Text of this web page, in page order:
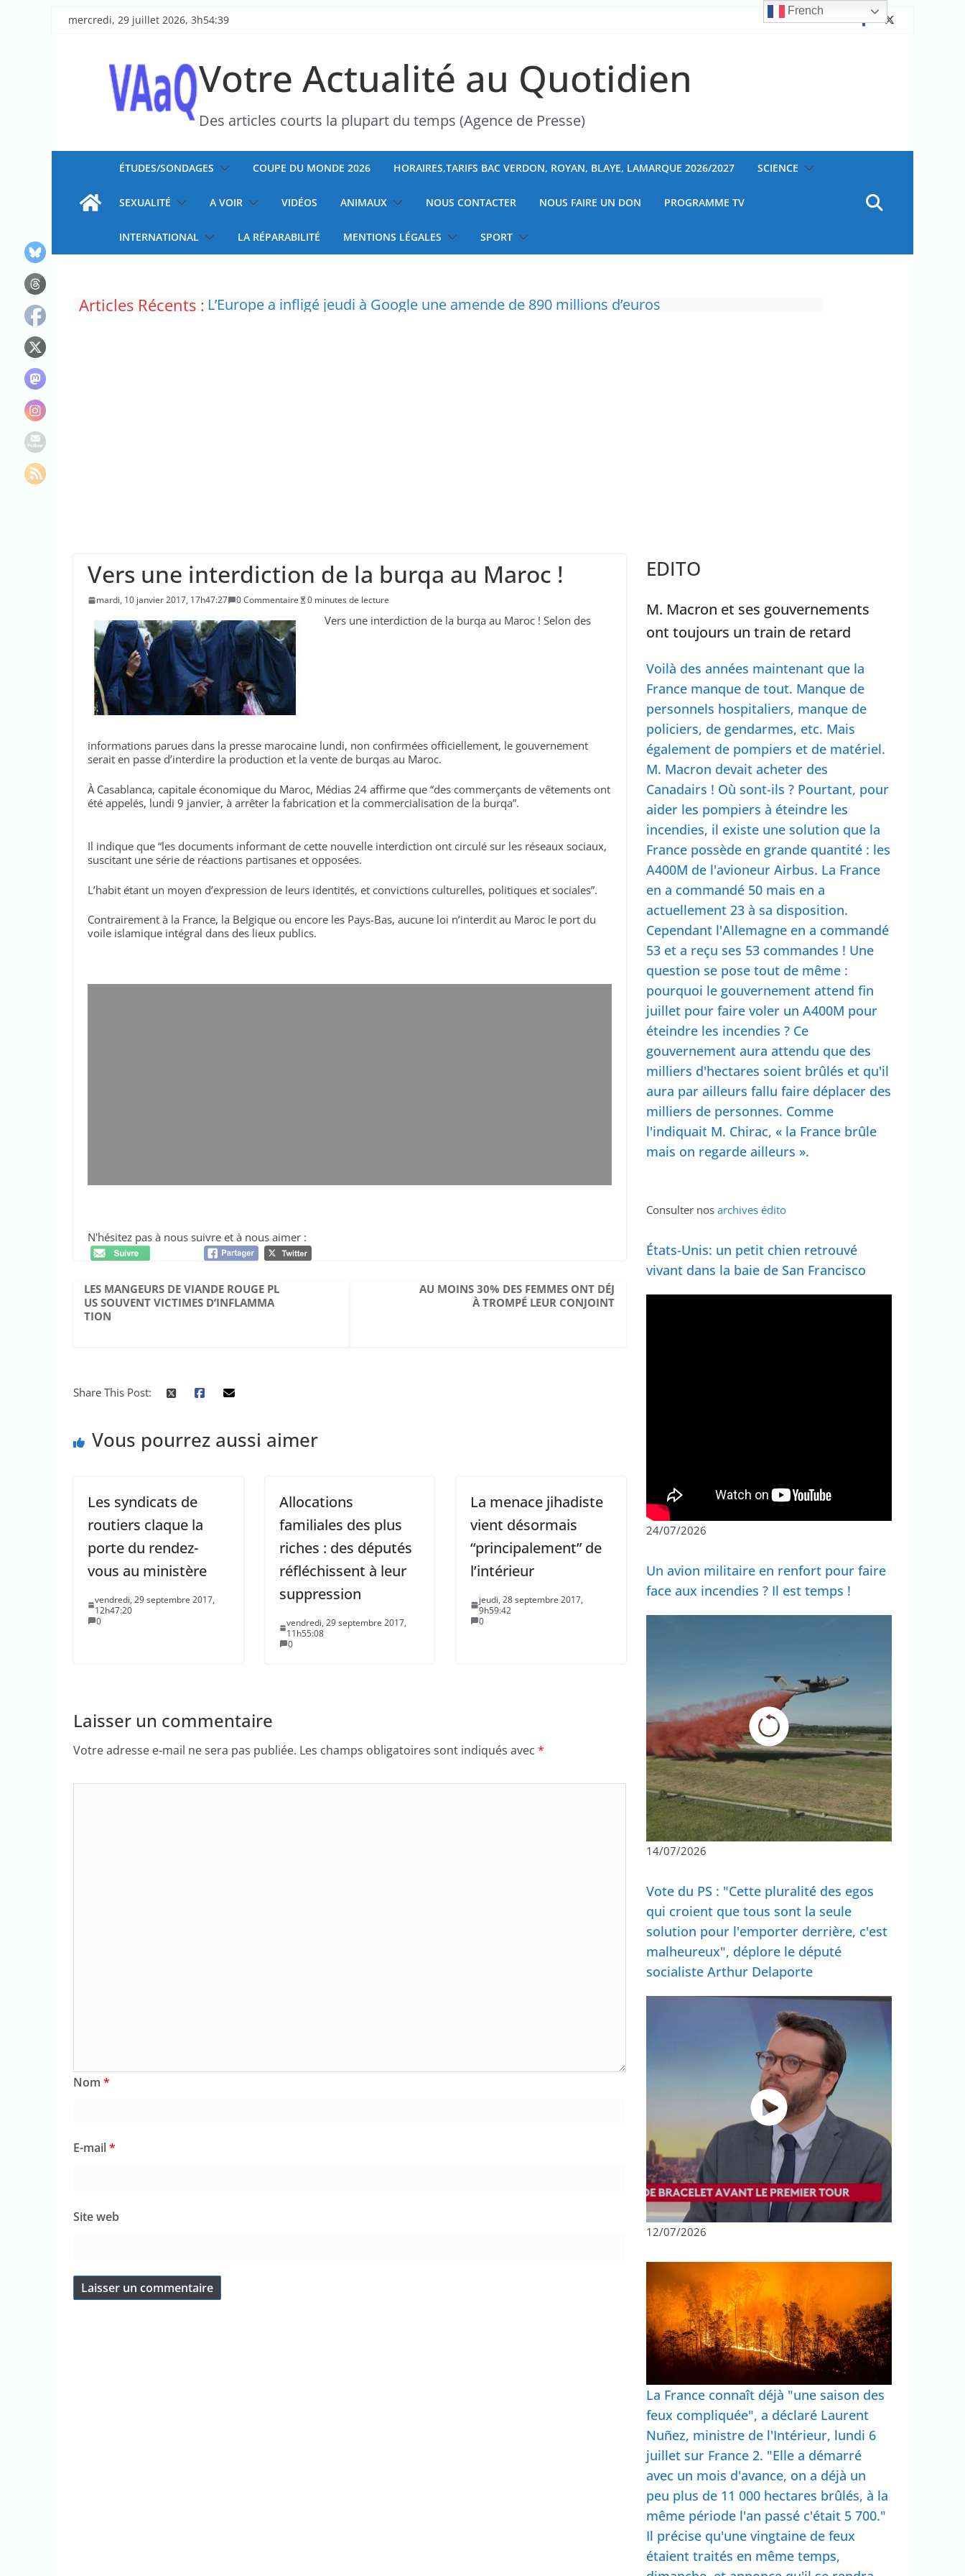
mercredi, 29 juillet 2026, 3h54:39
Votre Actualité au Quotidien
Des articles courts la plupart du temps (Agence de Presse)
ÉTUDES/SONDAGES COUPE DU MONDE 2026 HORAIRES,TARIFS BAC VERDON, ROYAN, BLAYE, LAMARQUE 2026/2027 SCIENCE
SEXUALITÉ A VOIR VIDÉOS ANIMAUX NOUS CONTACTER NOUS FAIRE UN DON PROGRAMME TV
INTERNATIONAL LA RÉPARABILITÉ MENTIONS LÉGALES SPORT
Articles Récents : L’Europe a infligé jeudi à Google une amende de 890 millions d’euros
Vers une interdiction de la burqa au Maroc !
mardi, 10 janvier 2017, 17h47:27 0 Commentaire 0 minutes de lecture
Vers une interdiction de la burqa au Maroc ! Selon des
informations parues dans la presse marocaine lundi, non confirmées officiellement, le gouvernement
serait en passe d’interdire la production et la vente de burqas au Maroc.
À Casablanca, capitale économique du Maroc, Médias 24 affirme que “des commerçants de vêtements ont
été appelés, lundi 9 janvier, à arrêter la fabrication et la commercialisation de la burqa”.
Il indique que “les documents informant de cette nouvelle interdiction ont circulé sur les réseaux sociaux,
suscitant une série de réactions partisanes et opposées.
L’habit étant un moyen d’expression de leurs identités, et convictions culturelles, politiques et sociales”.
Contrairement à la France, la Belgique ou encore les Pays-Bas, aucune loi n’interdit au Maroc le port du
voile islamique intégral dans des lieux publics.
N'hésitez pas à nous suivre et à nous aimer :
LES MANGEURS DE VIANDE ROUGE PL
US SOUVENT VICTIMES D’INFLAMMA
TION
AU MOINS 30% DES FEMMES ONT DÉJ
À TROMPÉ LEUR CONJOINT
Share This Post:
Vous pourrez aussi aimer
Les syndicats de
routiers claque la
porte du rendez-
vous au ministère
vendredi, 29 septembre 2017,
12h47:20
0
Allocations
familiales des plus
riches : des députés
réfléchissent à leur
suppression
vendredi, 29 septembre 2017,
11h55:08
0
La menace jihadiste
vient désormais
“principalement” de
l’intérieur
jeudi, 28 septembre 2017,
9h59:42
0
Laisser un commentaire
Votre adresse e-mail ne sera pas publiée. Les champs obligatoires sont indiqués avec *
Nom *
E-mail*
Site web
EDITO
M. Macron et ses gouvernements
ont toujours un train de retard
Voilà des années maintenant que la
France manque de tout. Manque de
personnels hospitaliers, manque de
policiers, de gendarmes, etc. Mais
également de pompiers et de matériel.
M. Macron devait acheter des
Canadairs ! Où sont-ils ? Pourtant, pour
aider les pompiers à éteindre les
incendies, il existe une solution que la
France possède en grande quantité : les
A400M de l'avioneur Airbus. La France
en a commandé 50 mais en a
actuellement 23 à sa disposition.
Cependant l'Allemagne en a commandé
53 et a reçu ses 53 commandes ! Une
question se pose tout de même :
pourquoi le gouvernement attend fin
juillet pour faire voler un A400M pour
éteindre les incendies ? Ce
gouvernement aura attendu que des
milliers d'hectares soient brûlés et qu'il
aura par ailleurs fallu faire déplacer des
milliers de personnes. Comme
l'indiquait M. Chirac, « la France brûle
mais on regarde ailleurs ».
Consulter nos archives édito
États-Unis: un petit chien retrouvé
vivant dans la baie de San Francisco
24/07/2026
Un avion militaire en renfort pour faire
face aux incendies ? Il est temps !
14/07/2026
Vote du PS : "Cette pluralité des egos
qui croient que tous sont la seule
solution pour l'emporter derrière, c'est
malheureux", déplore le député
socialiste Arthur Delaporte
12/07/2026
La France connaît déjà "une saison des
feux compliquée", a déclaré Laurent
Nuñez, ministre de l'Intérieur, lundi 6
juillet sur France 2. "Elle a démarré
avec un mois d'avance, on a déjà un
peu plus de 11 000 hectares brûlés, à la
même période l'an passé c'était 5 700."
Il précise qu'une vingtaine de feux
étaient traités en même temps,
French